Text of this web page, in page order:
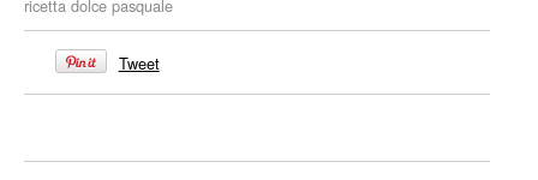
ricetta dolce pasquale
Tweet